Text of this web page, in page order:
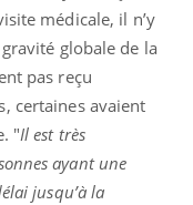
médicale, il n’y
globale de la
pas reçu
certaines avaient
"Il est très
ayant une
jusqu’à la